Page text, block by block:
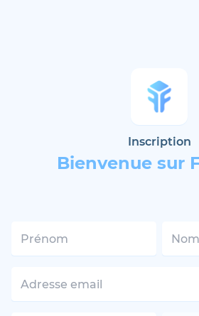
Inscription
Bienvenue sur